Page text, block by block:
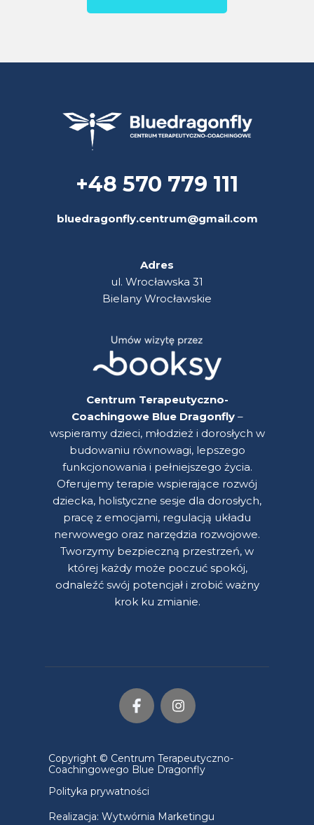
Centrum Terapeutyczno-
Coachingowe Blue Dragonfly–
wspieramy dzieci, młodzież i dorosłych w
budowaniu równowagi, lepszego
funkcjonowania i pełniejszego życia.
Oferujemy terapie wspierające rozwój
dziecka, holistyczne sesje dla dorosłych,
pracę z emocjami, regulacją układu
nerwowego oraz narzędzia rozwojowe.
Tworzymy bezpieczną przestrzeń, w
której każdy może poczuć spokój,
odnaleźć swój potencjał i zrobić ważny
krok ku zmianie.
Adres
ul. Wrocławska 31
Bielany Wrocławskie
bluedragonfly.centrum@gmail.com
+48 570 779 111
Realizacja: Wytwórnia Marketingu
Copyright © Centrum Terapeutyczno-
Coachingowego Blue Dragonfly
Polityka prywatności